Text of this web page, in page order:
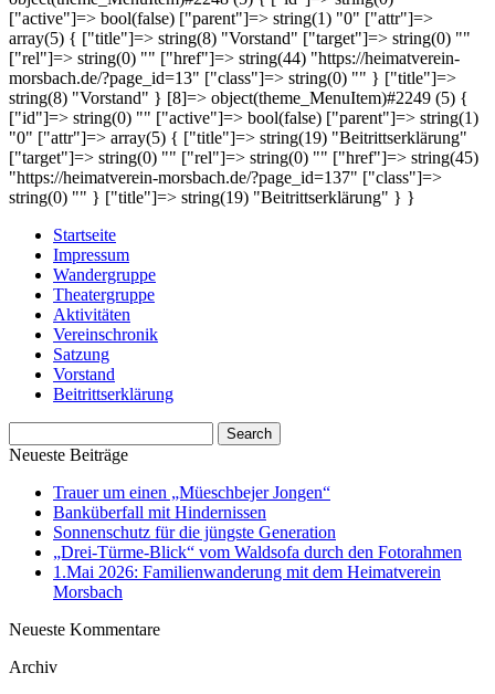
["active"]=> bool(false) ["parent"]=> string(1) "0" ["attr"]=>
array(5) { ["title"]=> string(8) "Vorstand" ["target"]=> string(0) ""
["rel"]=> string(0) "" ["href"]=> string(44) "https://heimatverein-
morsbach.de/?page_id=13" ["class"]=> string(0) "" } ["title"]=>
string(8) "Vorstand" } [8]=> object(theme_MenuItem)#2249 (5) {
["id"]=> string(0) "" ["active"]=> bool(false) ["parent"]=> string(1)
"0" ["attr"]=> array(5) { ["title"]=> string(19) "Beitrittserklärung"
["target"]=> string(0) "" ["rel"]=> string(0) "" ["href"]=> string(45)
"https://heimatverein-morsbach.de/?page_id=137" ["class"]=>
string(0) "" } ["title"]=> string(19) "Beitrittserklärung" } }
Startseite
Impressum
Wandergruppe
Theatergruppe
Aktivitäten
Vereinschronik
Satzung
Vorstand
Beitrittserklärung
Neueste Beiträge
Trauer um einen „Müeschbejer Jongen“
Banküberfall mit Hindernissen
Sonnenschutz für die jüngste Generation
„Drei-Türme-Blick“ vom Waldsofa durch den Fotorahmen
1.Mai 2026: Familienwanderung mit dem Heimatverein
Morsbach
Neueste Kommentare
Archiv